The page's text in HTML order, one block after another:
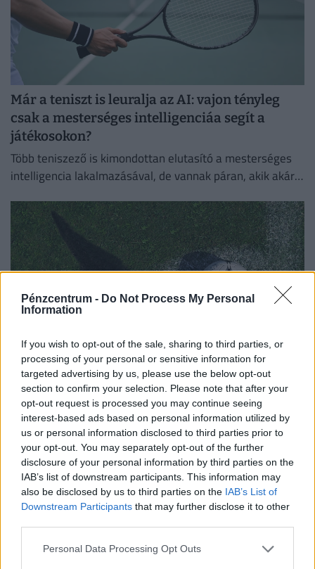
Pénzcentrum - Do Not Process My Personal
Information
If you wish to opt-out of the sale, sharing to third parties, or
processing of your personal or sensitive information for
targeted advertising by us, please use the below opt-out
section to confirm your selection. Please note that after your
opt-out request is processed you may continue seeing
interest-based ads based on personal information utilized by
us or personal information disclosed to third parties prior to
your opt-out. You may separately opt-out of the further
disclosure of your personal information by third parties on the
IAB’s list of downstream participants. This information may
also be disclosed by us to third parties on the IAB’s List of
Downstream Participants that may further disclose it to other
Personal Data Processing Opt Outs
Már a teniszt is leuralja az AI: vajon tényleg
csak a mesterséges intelligenciáa segít a
játékosokon?
Több teniszező is kimondottan elutasító a mesterséges
intelligencia lakalmazásával, de vannak páran, akik akár a
Keleti derbi Debrecenben, tovább gyűjtögetne
az Újpest: ez lesz az NB I 3. fordulójában
A magyar élvonalbeli labdarúgó-bajnokság harmadik
fordulójában kiemelt figyelem övezi a még veretlen MTK
meccsét, emellett Kisvárdán az Újpest is pályára lép.